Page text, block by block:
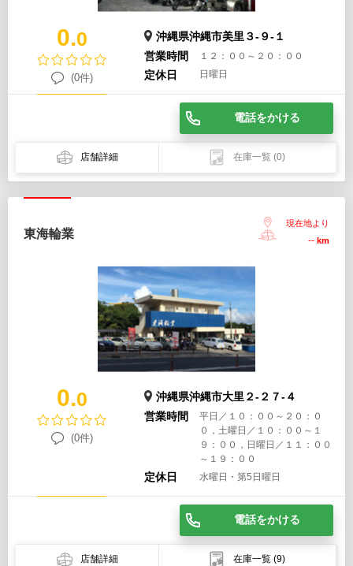
0.0
(0件)
沖縄県沖縄市美里３-９-１
営業時間
１２：００～２０：００
定休日 日曜日
電話をかける
店舗詳細 在庫一覧 (0)
東海輪業
現在地より
-- km
0.0
(0件)
沖縄県沖縄市大里２-２７-４
営業時間
平日／１０：００～２０：０
０，土曜日／１０：００～１
９：００，日曜日／１１：００
～１９：００
定休日 水曜日・第5日曜日
電話をかける
店舗詳細 在庫一覧 (9)